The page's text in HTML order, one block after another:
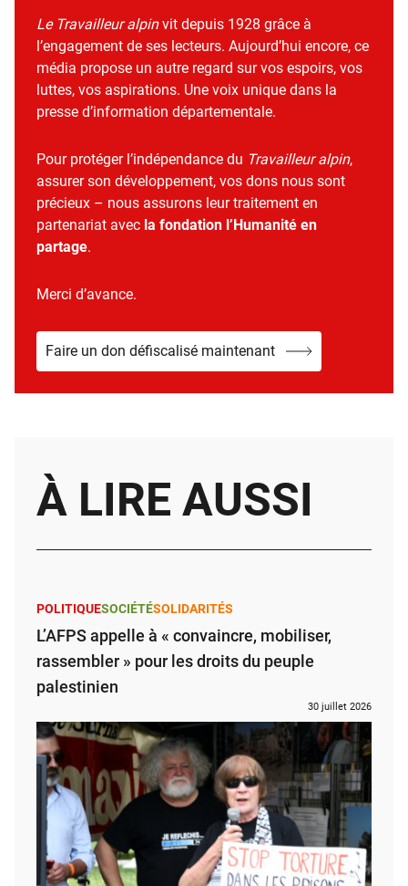
Le Travailleur alpinvit depuis 1928 grâce à
l’engagement de ses lecteurs. Aujourd’hui encore, ce
média propose un autre regard sur vos espoirs, vos
luttes, vos aspirations. Une voix unique dans la
presse d’information départementale.
Pour protéger l’indépendance du Travailleur alpin,
assurer son développement, vos dons nous sont
précieux – nous assurons leur traitement en
partenariat avec la fondation l’Humanité en
partage.
Merci d’avance.
Faire un don défiscalisé maintenant
À LIRE AUSSI
POLITIQUESOCIÉTÉSOLIDARITÉS
L’AFPS appelle à « convaincre, mobiliser,
rassembler » pour les droits du peuple
palestinien
30 juillet 2026